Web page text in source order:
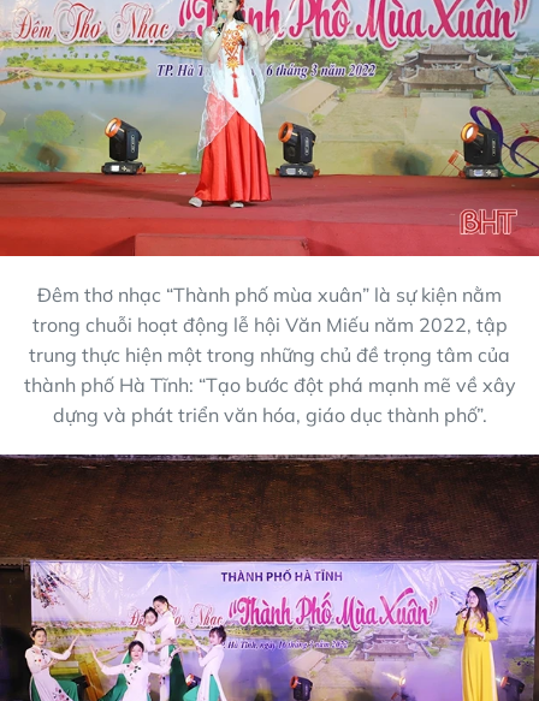
Đêm thơ nhạc “Thành phố mùa xuân” là sự kiện nằm
trong chuỗi hoạt động lễ hội Văn Miếu năm 2022, tập
trung thực hiện một trong những chủ đề trọng tâm của
thành phố Hà Tĩnh: “Tạo bước đột phá mạnh mẽ về xây
dựng và phát triển văn hóa, giáo dục thành phố”.